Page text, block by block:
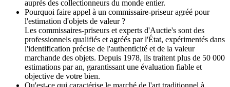
auprès des collectionneurs du monde entier.
Pourquoi faire appel à un commissaire-priseur agréé pour
l'estimation d'objets de valeur ?
Les commissaires-priseurs et experts d'Auctie's sont des
professionnels qualifiés et agréés par l'État, expérimentés dans
l'identification précise de l'authenticité et de la valeur
marchande des objets. Depuis 1978, ils traitent plus de 50 000
estimations par an, garantissant une évaluation fiable et
objective de votre bien.